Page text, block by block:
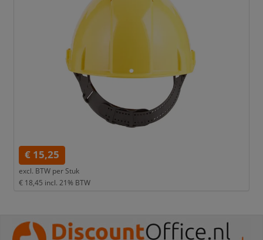
€ 15,25
excl. BTW per Stuk
€ 18,45 incl. 21% BTW